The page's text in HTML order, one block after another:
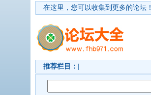
在这里，您可以收集到更多的论坛！
推荐栏目：